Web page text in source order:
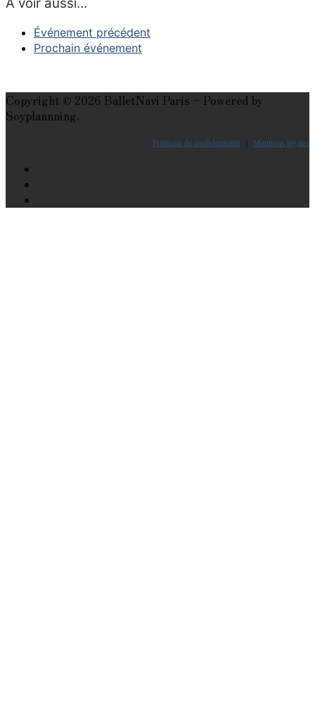
À voir aussi…
Événement précédent
Prochain événement
Copyright © 2026 BalletNavi Paris – Powered by
Soyplannning.
Politique de confidentialité Mentions légales